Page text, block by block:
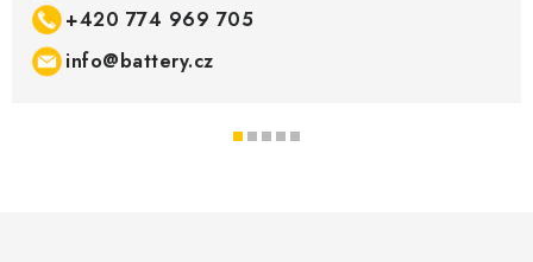
+420 774 969 705
info@battery.cz